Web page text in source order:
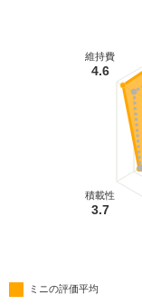
積載性
3.7
維持費
4.6
ミニの評価平均